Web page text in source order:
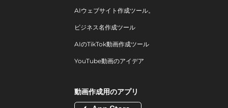
AIウェブサイト作成ツール。
ビジネス名作成ツール
AIのTikTok動画作成ツール
YouTube動画のアイデア
動画作成用のアプリ